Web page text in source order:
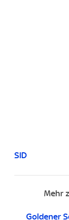
SID
Mehr
Goldener